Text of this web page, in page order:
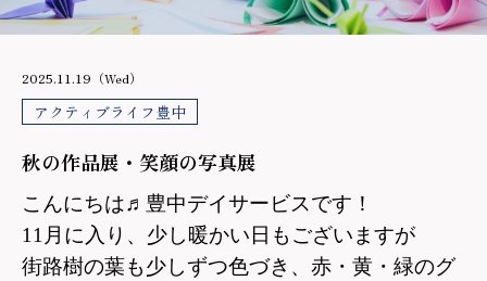
2025.11.19（Wed）
アクティブライフ豊中
秋の作品展・笑顔の写真展
こんにちは♬豊中デイサービスです！
11月に入り、少し暖かい日もございますが
街路樹の葉も少しずつ色づき、赤・黄・緑のグ